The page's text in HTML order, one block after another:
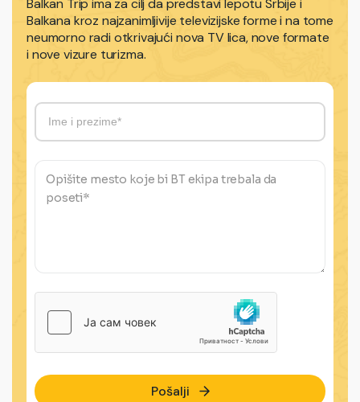
Balkan Trip ima za cilj da predstavi lepotu Srbije i
Balkana kroz najzanimljivije televizijske forme i na tome
neumorno radi otkrivajući nova TV lica, nove formate
i nove vizure turizma.
Pošalji